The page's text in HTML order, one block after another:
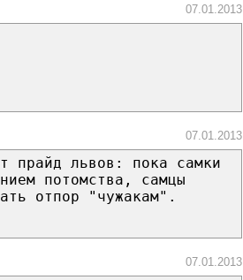
07.01.2013
07.01.2013
прайд львов: пока самки
потомства, самцы
отпор "чужакам".
07.01.2013